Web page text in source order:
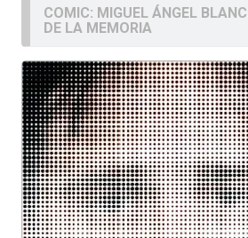
COMIC: MIGUEL ÁNGEL
DE LA MEMORIA